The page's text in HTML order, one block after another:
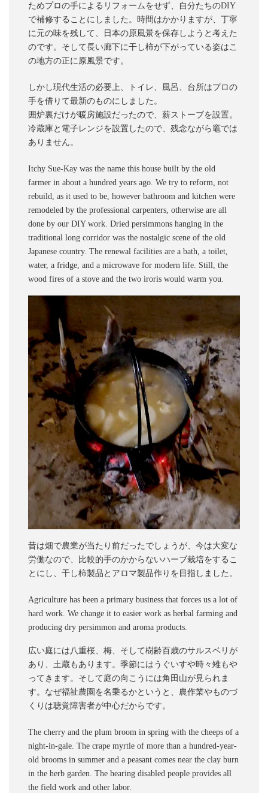
ためプロの手によるリフォームをせず、自分たちのDIY
で補修することにしました。時間はかかりますが、丁寧
に元の味を残して、日本の原風景を保存しようと考えた
のです。そして長い廊下に干し柿が下がっている姿はこ
の地方の正に原風景です。
しかし現代生活の必要上、トイレ、風呂、台所はプロの
手を借りて最新のものにしました。
囲炉裏だけが暖房施設だったので、薪ストーブを設置。
冷蔵庫と電子レンジを設置したので、残念ながら竈では
ありません。
Itchy Sue-Kay was the name this house built by the old
farmer in about a hundred years ago. We try to reform, not
rebuild, as it used to be, however bathroom and kitchen were
remodeled by the professional carpenters, otherwise are all
done by our DIY work. Dried persimmons hanging in the
traditional long corridor was the nostalgic scene of the old
Japanese country. The renewal facilities are a bath, a toilet,
water, a fridge, and a microwave for modern life. Still, the
wood fires of a stove and the two iroris would warm you.
昔は畑で農業が当たり前だったでしょうが、今は大変な
労働なので、比較的手のかからないハーブ栽培をするこ
とにし、干し柿製品とアロマ製品作りを目指しました。
Agriculture has been a primary business that forces us a lot of
hard work. We change it to easier work as herbal farming and
producing dry persimmon and aroma products.
広い庭には八重桜、梅、そして樹齢百歳のサルスベリが
あり、土蔵もあります。季節にはうぐいすや時々雉もや
ってきます。そして庭の向こうには角田山が見られま
す。なぜ福祉農園を名乗るかというと、農作業やものづ
くりは聴覚障害者が中心だからです。
The cherry and the plum broom in spring with the cheeps of a
night-in-gale. The crape myrtle of more than a hundred-year-
old brooms in summer and a peasant comes near the clay burn
in the herb garden. The hearing disabled people provides all
the field work and other labor.